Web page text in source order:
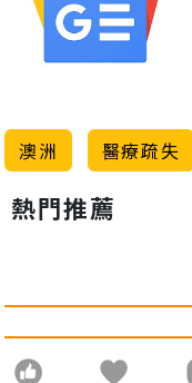
澳洲 醫療疏失
熱門推薦